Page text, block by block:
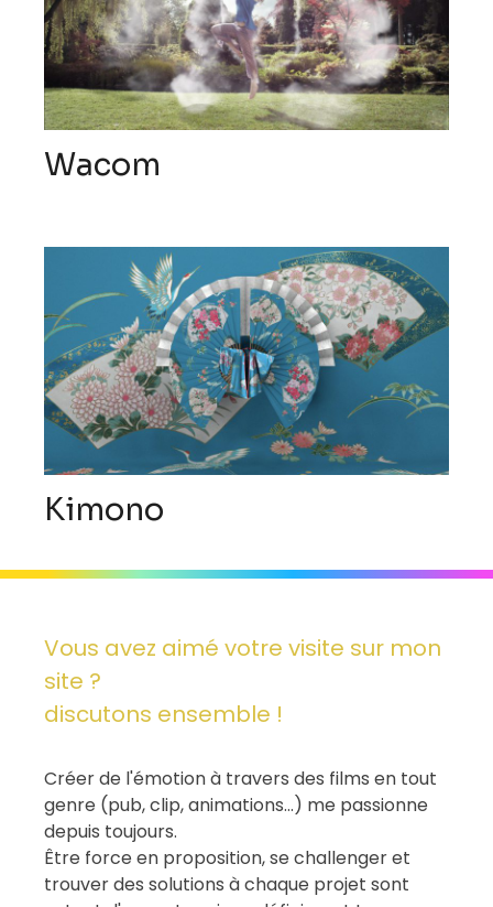
Wacom
Kimono
Vous avez aimé votre visite sur mon
site ?
discutons ensemble !
Créer de l'émotion à travers des films en tout
genre (pub, clip, animations...) me passionne
depuis toujours.
Être force en proposition, se challenger et
trouver des solutions à chaque projet sont